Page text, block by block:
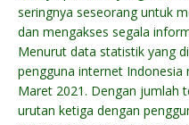
seringnya seseorang untuk
dan mengakses segala
Menurut data statistik yang
pengguna internet
Maret 2021. Dengan jumlah
urutan ketiga dengan